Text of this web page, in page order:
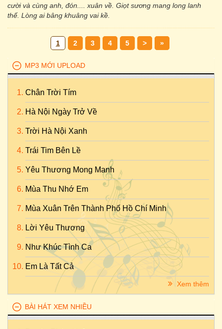
cười và cùng anh, đón.... xuân về. Giọt sương mang long lanh
thế. Lòng ai bâng khuâng vai kề.
1 2 3 4 5 > »
MP3 MỚI UPLOAD
Chân Trời Tím
Hà Nội Ngày Trở Về
Trời Hà Nội Xanh
Trái Tim Bên Lề
Yêu Thương Mong Manh
Mùa Thu Nhớ Em
Mùa Xuân Trên Thành Phố Hồ Chí Minh
Lời Yêu Thương
Như Khúc Tình Ca
Em Là Tất Cả
Xem thêm
BÀI HÁT XEM NHIỀU